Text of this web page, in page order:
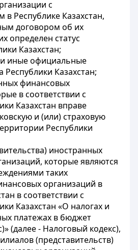
с
Республике Казахстан,
договором об их
определен статус
Казахстан;
иные официальные
Республики Казахстан;
финансовых
в соответствии с
Казахстан вправе
и (или) страховую
Республики
иностранных
которые являются
таких
организаций в
в соответствии с
Казахстан «О налогах и
платежах в бюджет
(далее - Налоговый кодекс),
(представительств)